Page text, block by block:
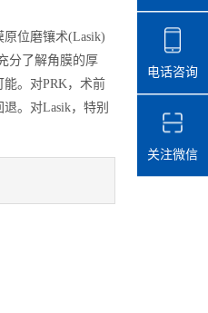
位磨镶术(Lasik)
分了解角膜的厚
。对PRK，术前
。对Lasik，特别
电话咨询
关注微信